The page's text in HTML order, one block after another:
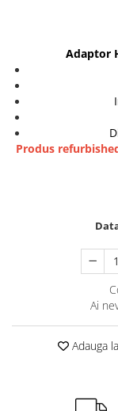
All-in-One
Calculatoare All-in-
Componente All-in-
Adaptor
Produs
Ai
Adauga